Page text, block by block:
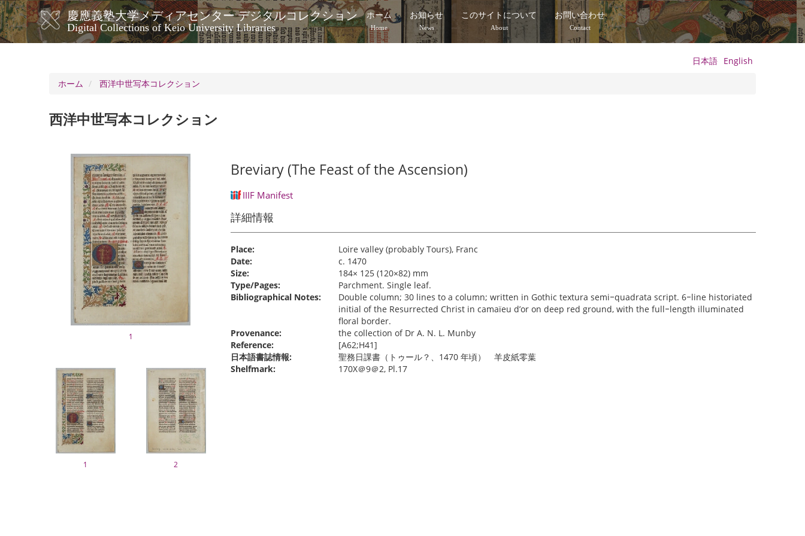
メ
イ
ン
コ
慶應義塾大学メディアセンター デジタルコレクション
Digital Collections of Keio University Libraries
メ
イ
ビ
ー
シ
ホーム
Home
お知らせ
News
このサイトについて
About
お問い合わせ
Contact
日本語 English
ホーム
西洋中世写本コレクション
西洋中世写本コレクション
1
1 2
Breviary (The Feast of the Ascension)
IIIF Manifest
詳細情報
Place:
Loire valley (probably Tours), Franc
Date:
c. 1470
Size:
184× 125 (120×82) mm
Type/Pages:
Parchment. Single leaf.
Bibliographical Notes:
Double column; 30 lines to a column; written in Gothic textura semi‒quadrata script. 6‒line historiated
initial of the Resurrected Christ in camaïeu d’or on deep red ground, with the full‒length illuminated
floral border.
Provenance:
the collection of Dr A. N. L. Munby
Reference:
[A62;H41]
日本語書誌情報:
聖務日課書（トゥール？、1470 年頃） 羊皮紙零葉
Shelfmark:
170X＠9＠2, Pl.17